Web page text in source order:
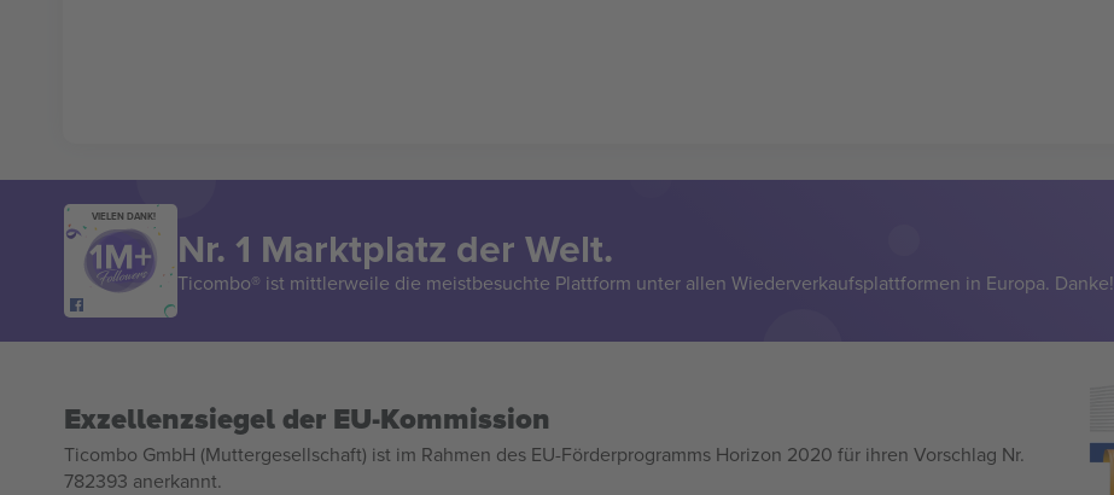
VIELEN DANK!
Nr. 1 Marktplatz der Welt.
Ticombo® ist mittlerweile die meistbesuchte Plattform unter allen Wiederverkaufsplattformen in Europa. Danke!
Exzellenzsiegel der EU-Kommission
Ticombo GmbH (Muttergesellschaft) ist im Rahmen des EU-Förderprogramms Horizon 2020 für ihren Vorschlag Nr.
782393 anerkannt.